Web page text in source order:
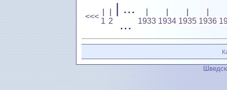
<<<
1 2
| ...
...
1933 1934 1935 1936